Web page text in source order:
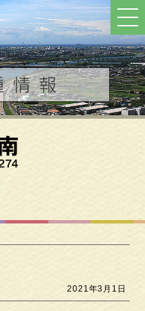
2021年3月1日